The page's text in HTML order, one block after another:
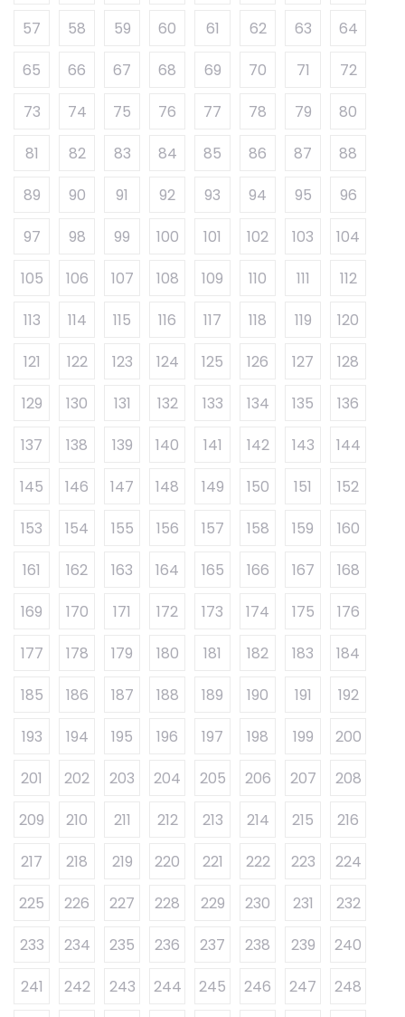
57
58 59 60 61 62 63
64
65
66 67 68 69 70 71
72
73
74 75 76 77 78 79
80
81
82 83 84 85 86 87
88
89
90 91 92 93 94 95
96
97
98 99 100 101 102 103
104
105
106 107 108 109 110 111
112
113
114 115 116 117 118 119
120
121
122 123 124 125 126 127
128
129
130 131 132 133 134 135
136
137
138 139 140 141 142 143
144
145
146 147 148 149 150 151
152
153
154 155 156 157 158 159
160
161
162 163 164 165 166 167
168
169
170 171 172 173 174 175
176
177
178 179 180 181 182 183
184
185
186 187 188 189 190 191
192
193
194 195 196 197 198 199
200
201
202 203 204 205 206 207
208
209
210 211 212 213 214 215
216
217
218 219 220 221 222 223
224
225
226 227 228 229 230 231
232
233
234 235 236 237 238 239
240
241
242 243 244 245 246 247
248